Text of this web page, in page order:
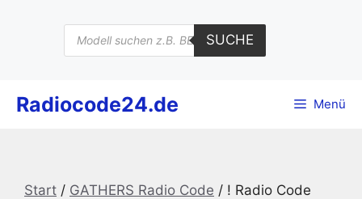
Products
search
SUCHE
Radiocode24.de Menü
Start / GATHERS Radio Code / ! Radio Code